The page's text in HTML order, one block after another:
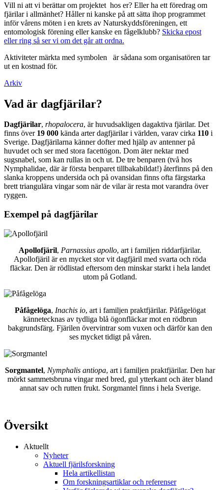
Vill ni att vi berättar om projektet hos er? Eller ha ett föredrag om
fjärilar i allmänhet? Håller ni kanske på att sätta ihop programmet
inför vårens möten i en krets av Naturskyddsföreningen, ett
entomologisk förening eller kanske en fågelklubb? Skicka epost
eller ring så ser vi om det går att ordna.
Aktiviteter märkta med symbolen
är sådana som organisatören tar
ut en kostnad för.
Arkiv
Vad är dagfjärilar?
Dagfjärilar, rhopalocera, är huvudsakligen dagaktiva fjärilar. Det
finns över 19 000 kända arter dagfjärilar i världen, varav cirka 110 i
Sverige. Dagfjärilarna känner dofter med hjälp av antenner på
huvudet och ser med stora facettögon. Dom äter nektar med
sugsnabel, som kan rullas in och ut. De tre benparen (två hos
Nymphalidae, där är första benparet tillbakabildat!) återfinns på den
slanka kroppens undersida och på ovansidan finns ofta färgstarka
brett triangulära vingar som när de vilar är resta mot varandra över
ryggen.
Exempel på dagfjärilar
Apollofjäril, Parnassius apollo, art i familjen riddarfjärilar.
Apollofjäril är en mycket stor vit dagfjäril med svarta och röda
fläckar. Den är rödlistad eftersom den minskar starkt i hela landet
utom på Gotland.
Påfågelöga, Inachis io, art i familjen praktfjärilar. Påfågelögat
kännetecknas av tydliga blå ögonfläckar mot en rödbrun
bakgrundsfärg. Fjärilen övervintrar som vuxen och därför kan den
ses mycket tidigt på våren.
Sorgmantel, Nymphalis antiopa, art i familjen praktfjärilar. Den har
mörkt sammetsbruna vingar med bred, gul ytterkant och äter bland
annat sav och rutten frukt. Sorgmantel finns i hela Sverige.
Översikt
Aktuellt
Nyheter
Aktuell fjärilsforskning
Hela artikellistan
Om forskningsartiklar och referenser